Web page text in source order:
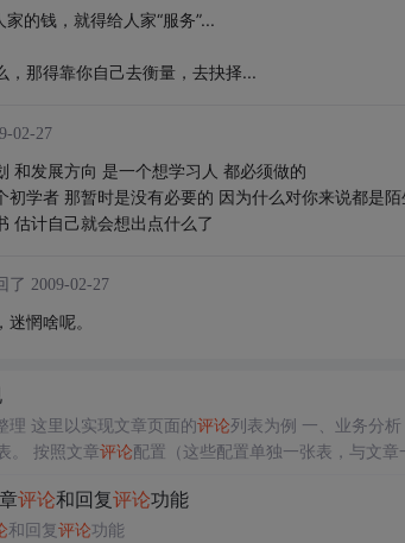
的钱，就得给人家“服务”...
，那得靠你自己去衡量，去抉择...
02-27
和发展方向 是一个想学习人 都必须做的
初学者 那暂时是没有必要的 因为什么对你来说都是
估计自己就会想出点什么了
了 2009-02-27
惘啥呢。
理 这里以实现文章页面的评论
。 按照文章评论配置（这些配置单独一张表，与文
评论和回复评论功能
和回复评论功能